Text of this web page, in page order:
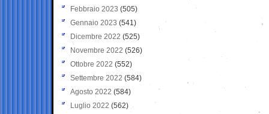
Febbraio 2023 (505)
Gennaio 2023 (541)
Dicembre 2022 (525)
Novembre 2022 (526)
Ottobre 2022 (552)
Settembre 2022 (584)
Agosto 2022 (584)
Luglio 2022 (562)